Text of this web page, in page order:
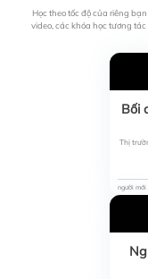
Học theo tốc độ của riêng
video, các khóa học tương
Bối
Thị
người mới